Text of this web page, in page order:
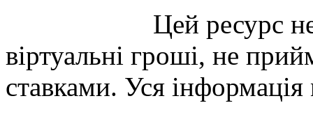
Цей ресурс
віртуальні гроші, не
ставками. Уся